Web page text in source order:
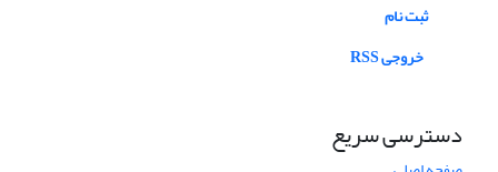
ثبت نام
خروجی RSS
دسترسی سریع